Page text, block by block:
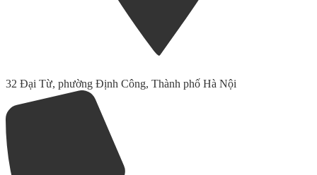
32 Đại Từ, phường Định Công, Thành phố Hà Nội